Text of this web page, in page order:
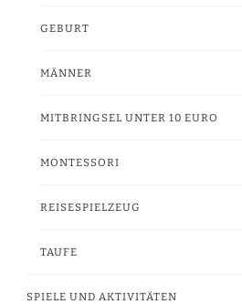
GEBURT
MÄNNER
MITBRINGSEL UNTER 10 EURO
MONTESSORI
REISESPIELZEUG
TAUFE
SPIELE UND AKTIVITÄTEN